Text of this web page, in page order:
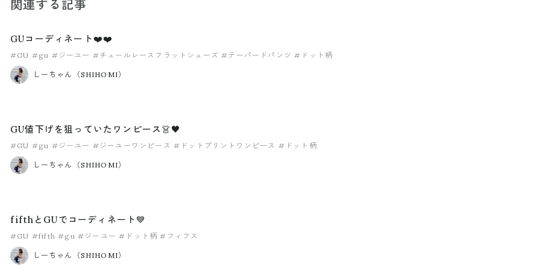
関連する記事
GUコーディネート❤️❤️
#GU #gu #ジーユー #チュールレースフラットシューズ #テーパードパンツ #ドット柄
しーちゃん（SHIHOMI）
GU値下げを狙っていたワンピース👗🖤
#GU #gu #ジーユー #ジーユーワンピース #ドットプリントワンピース #ドット柄
しーちゃん（SHIHOMI）
fifthとGUでコーディネート💙
#GU #fifth #gu #ジーユー #ドット柄 #フィフス
しーちゃん（SHIHOMI）